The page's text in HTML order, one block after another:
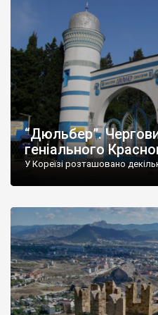
“Дюльбер”.
геніального
У Кореїзі розташовано